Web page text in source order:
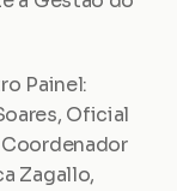
Painel:
Oficial
Zagallo,